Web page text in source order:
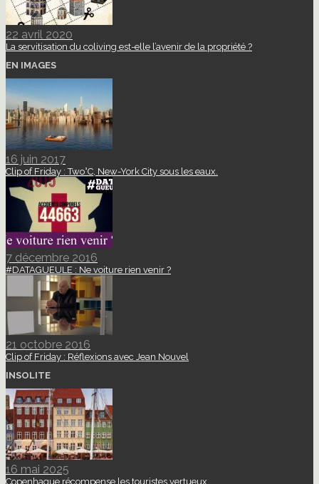
22 avril 2020
La servitisation du coliving est-elle l’avenir de la propriété ?
EN IMAGES
16 juin 2017
Clip of Friday : Two°C, New-York City sous les eaux.
7 décembre 2016
#DATAGUEULE : Ne voiture rien venir ?
21 octobre 2016
Clip of Friday : Réflexions avec Jean Nouvel
INSOLITE
16 mai 2025
Copenhague récompense les touristes vertueux